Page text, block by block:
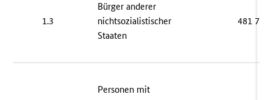
1.3
Bürger anderer
nichtsozialistischer
Staaten
481 713
Personen mit